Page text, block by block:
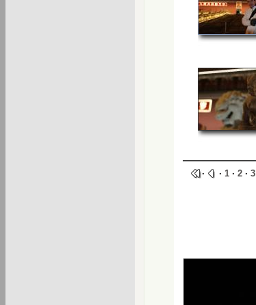
· · 1 · 2 · 3